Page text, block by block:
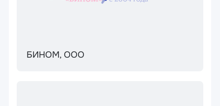
БИНОМ, ООО